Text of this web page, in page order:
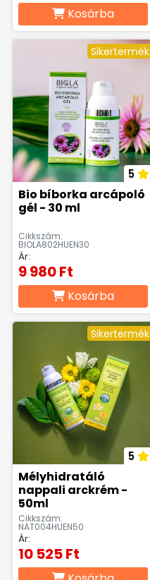
Kosárba
Sikertermék
5
Bio bíborka arcápoló
gél - 30 ml
Cikkszám:
BIOLA802HUEN30
Ár:
9 980 Ft
Kosárba
Sikertermék
5
Mélyhidratáló
nappali arckrém -
50ml
Cikkszám:
NAT004HUEN50
Ár:
10 525 Ft